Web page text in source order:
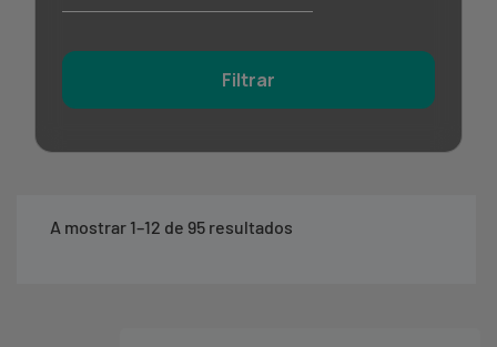
Filtrar
A mostrar 1–12 de 95 resultados